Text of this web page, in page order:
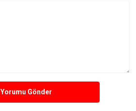
Yorumu Gönder